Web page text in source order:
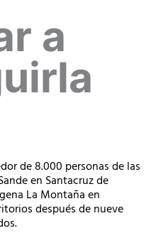
a
de 8.000 personas de las
en Santacruz de
La Montaña en
después de nueve